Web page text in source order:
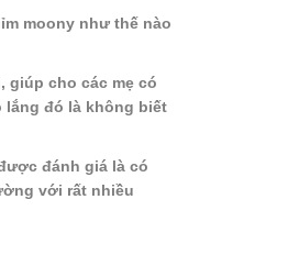
moony như thế nào
giúp cho các mẹ có
lắng đó là không biết
đánh giá là có
với rất nhiều